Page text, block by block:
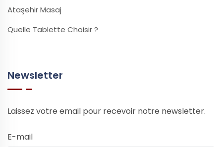
Ataşehir Masaj
Quelle Tablette Choisir ?
Newsletter
Laissez votre email pour recevoir notre newsletter.
E-mail